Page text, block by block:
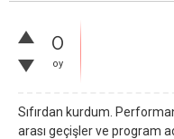
0
oy
Sıfırdan kurdum.
arası geçişler ve program